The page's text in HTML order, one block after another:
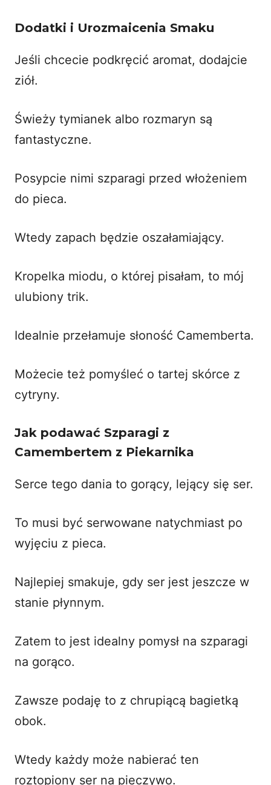
Dodatki i Urozmaicenia Smaku
Jeśli chcecie podkręcić aromat, dodajcie
ziół.
Świeży tymianek albo rozmaryn są
fantastyczne.
Posypcie nimi szparagi przed włożeniem
do pieca.
Wtedy zapach będzie oszałamiający.
Kropelka miodu, o której pisałam, to mój
ulubiony trik.
Idealnie przełamuje słoność Camemberta.
Możecie też pomyśleć o tartej skórce z
cytryny.
Jak podawać Szparagi z
Camembertem z Piekarnika
Serce tego dania to gorący, lejący się ser.
To musi być serwowane natychmiast po
wyjęciu z pieca.
Najlepiej smakuje, gdy ser jest jeszcze w
stanie płynnym.
Zatem to jest idealny pomysł na szparagi
na gorąco.
Zawsze podaję to z chrupiącą bagietką
obok.
Wtedy każdy może nabierać ten
roztopiony ser na pieczywo.